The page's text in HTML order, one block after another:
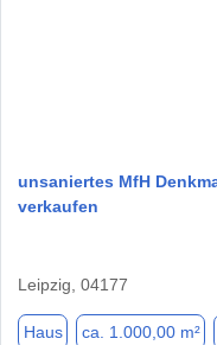
unsaniertes MfH
verkaufen
Leipzig, 04177
Haus ca. 1.000,00 m²